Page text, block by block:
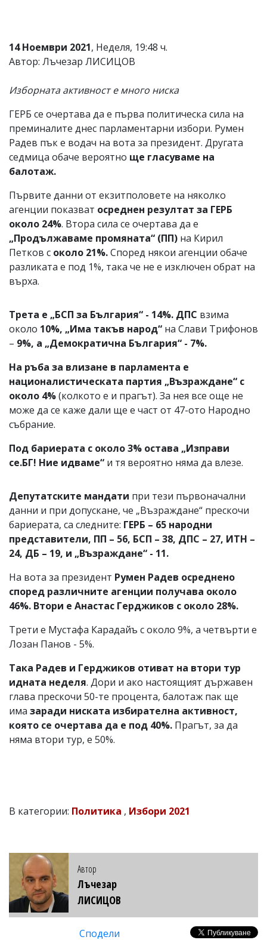
14 Ноември 2021, Неделя, 19:48 ч.
Автор: Лъчезар ЛИСИЦОВ
Изборната активност е много ниска
ГЕРБ се очертава да е първа политическа сила на
преминалите днес парламентарни избори. Румен
Радев пък е водач на вота за президент. Другата
седмица обаче вероятно ще гласуваме на
балотаж.
Първите данни от екзитполовете на няколко
агенции показват осреднен резултат за ГЕРБ
около 24%. Втора сила се очертава да е
„Продължаваме промяната“ (ПП) на Кирил
Петков с около 21%.Според някои агенции обаче
разликата е под 1%, така че не е изключен обрат на
върха.
Трета е „БСП за България“ - 14%. ДПС взима
около 10%, „Има такъв народ“ на Слави Трифонов
– 9%, а „Демократична България“ - 7%.
На ръба за влизане в парламента е
националистическата партия „Възраждане“ с
около 4%(колкото е и прагът). За нея все още не
може да се каже дали ще е част от 47-ото Народно
събрание.
Под бариерата с около 3% остава „Изправи
се.БГ! Ние идваме“ и тя вероятно няма да влезе.
Депутатските мандати при тези първоначални
данни и при допускане, че „Възраждане“ прескочи
бариерата, са следните: ГЕРБ – 65 народни
представители, ПП – 56, БСП – 38, ДПС – 27, ИТН –
24, ДБ – 19, и „Възраждане“ - 11.
На вота за президент Румен Радев осреднено
според различните агенции получава около
46%. Втори е Анастас Герджиков с около 28%.
Трети е Мустафа Карадайъ с около 9%, а четвърти е
Лозан Панов - 5%.
Така Радев и Герджиков отиват на втори тур
идната неделя. Дори и ако настоящият държавен
глава прескочи 50-те процента, балотаж пак ще
има заради ниската избирателна активност,
която се очертава да е под 40%. Прагът, за да
няма втори тур, е 50%.
В категории: Политика , Избори 2021
Автор
Лъчезар
ЛИСИЦОВ
Сподели